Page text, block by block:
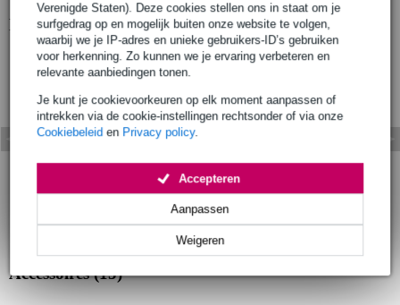
Verenigde Staten). Deze cookies stellen ons in staat om je
surfgedrag op en mogelijk buiten onze website te volgen,
waarbij we je IP-adres en unieke gebruikers-ID’s gebruiken
voor herkenning. Zo kunnen we je ervaring verbeteren en
relevante aanbiedingen tonen.
Je kunt je cookievoorkeuren op elk moment aanpassen of
intrekken via de cookie-instellingen rechtsonder of via onze
Cookiebeleid en Privacy policy.
Weigeren
Aanpassen
Accepteren
Bekijk ook eens (5)
Accessoires (15)